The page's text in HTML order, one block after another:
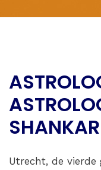
Utrecht, de